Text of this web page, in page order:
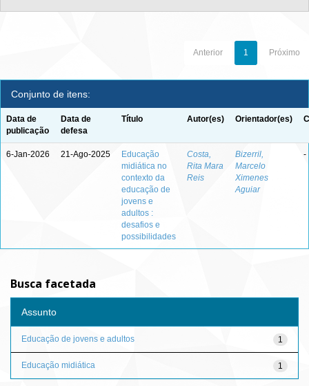
Anterior 1 Próximo
Conjunto de itens:
Data de
publicação
Data de
defesa
Título Autor(es) Orientador(es)
6-Jan-2026 21-Ago-2025
Educação
midiática no
contexto da
educação de
jovens e
adultos :
desafios e
possibilidades
Costa,
Rita Mara
Reis
Bizerril,
Marcelo
Ximenes
Aguiar
-
Busca facetada
Assunto
1
Educação de jovens e adultos
1
Educação midiática